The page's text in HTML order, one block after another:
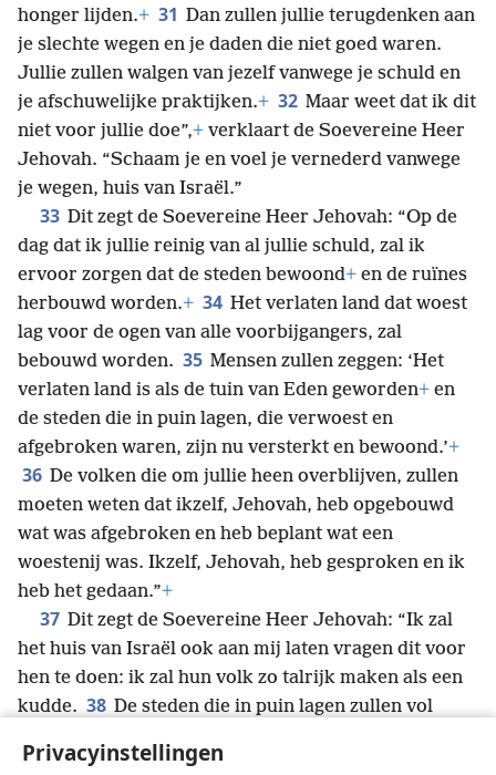
Privacyinstellingen
honger lijden.+ 31 Dan zullen jullie terugdenken aan
je slechte wegen en je daden die niet goed waren.
Jullie zullen walgen van jezelf vanwege je schuld en
je afschuwelijke praktijken.+ 32 Maar weet dat ik dit
niet voor jullie doe”,+ verklaart de Soevereine Heer
Jehovah. “Schaam je en voel je vernederd vanwege
je wegen, huis van Israël.”
33 Dit zegt de Soevereine Heer Jehovah: “Op de
dag dat ik jullie reinig van al jullie schuld, zal ik
ervoor zorgen dat de steden bewoond+ en de ruïnes
herbouwd worden.+ 34 Het verlaten land dat woest
lag voor de ogen van alle voorbijgangers, zal
bebouwd worden. 35 Mensen zullen zeggen: ‘Het
verlaten land is als de tuin van Eden geworden+ en
de steden die in puin lagen, die verwoest en
afgebroken waren, zijn nu versterkt en bewoond.’+
36 De volken die om jullie heen overblijven, zullen
moeten weten dat ikzelf, Jehovah, heb opgebouwd
wat was afgebroken en heb beplant wat een
woestenij was. Ikzelf, Jehovah, heb gesproken en ik
heb het gedaan.”+
37 Dit zegt de Soevereine Heer Jehovah: “Ik zal
het huis van Israël ook aan mij laten vragen dit voor
hen te doen: ik zal hun volk zo talrijk maken als een
kudde. 38 De steden die in puin lagen zullen vol
heiligen, zoals de kudde van Jeruzalem